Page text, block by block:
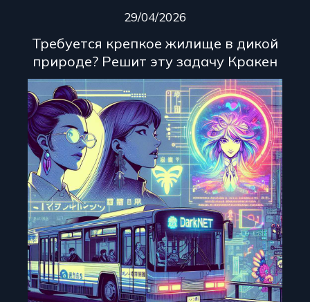
29/04/2026
Требуется крепкое жилище в дикой
природе? Решит эту задачу Кракен